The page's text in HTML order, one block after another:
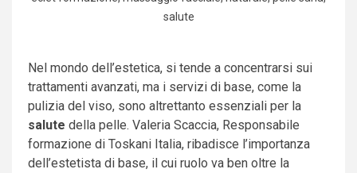
salute
Nel mondo dell’estetica, si tende a concentrarsi sui
trattamenti avanzati, ma i servizi di base, come la
pulizia del viso, sono altrettanto essenziali per la
salute della pelle. Valeria Scaccia, Responsabile
formazione di Toskani Italia, ribadisce l’importanza
dell’estetista di base, il cui ruolo va ben oltre la